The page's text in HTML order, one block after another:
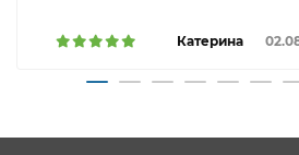
Катерина